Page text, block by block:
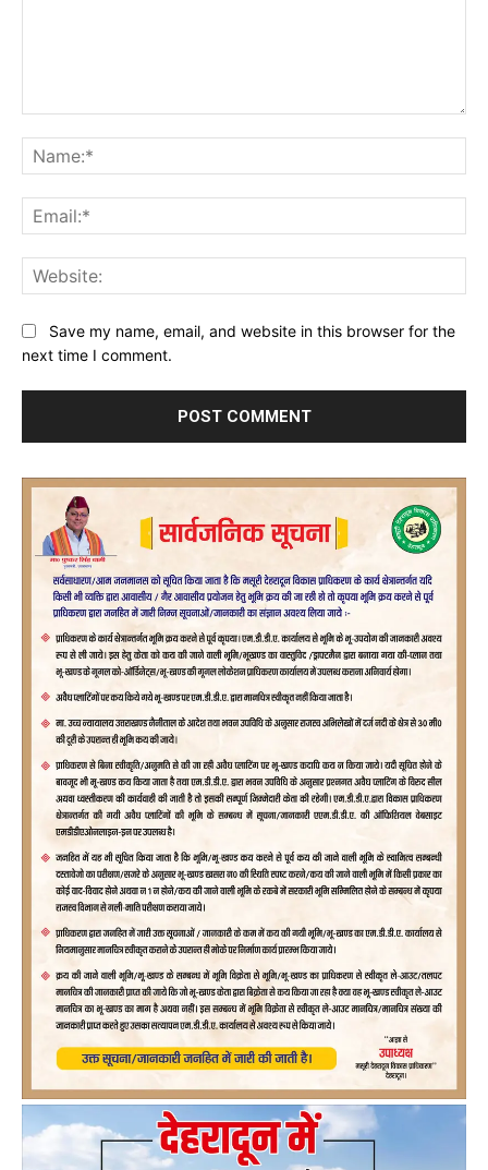
Save my name, email, and website in this browser for the
next time I comment.